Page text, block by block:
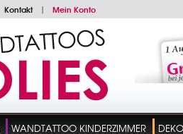
Kontakt | Mein Konto
WANDTATTOO KINDERZIMMER